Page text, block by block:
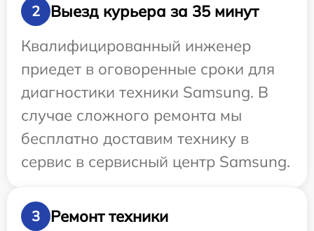
2
Выезд курьера за 35 минут
Квалифицированный инженер
приедет в оговоренные сроки для
диагностики техники Samsung. В
случае сложного ремонта мы
бесплатно доставим технику в
сервис в сервисный центр Samsung.
3
Ремонт техники